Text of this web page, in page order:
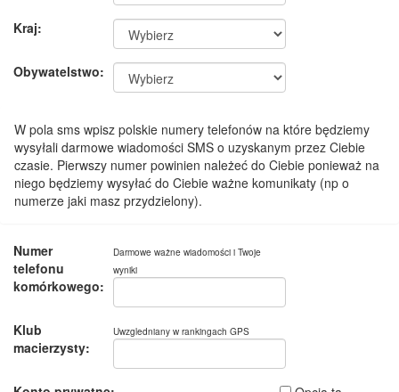
Kraj:
Obywatelstwo:
W pola sms wpisz polskie numery telefonów na które będziemy
wysyłali darmowe wiadomości SMS o uzyskanym przez Ciebie
czasie. Pierwszy numer powinien należeć do Ciebie ponieważ na
niego będziemy wysyłać do Ciebie ważne komunikaty (np o
numerze jaki masz przydzielony).
Numer
telefonu
komórkowego:
Darmowe ważne wiadomości i Twoje
wyniki
Klub
macierzysty:
Uwzgledniany w rankingach GPS